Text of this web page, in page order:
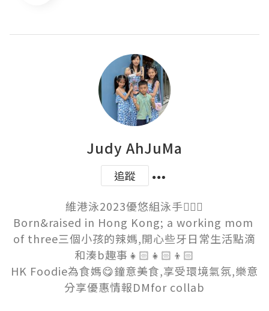
Judy AhJuMa
追蹤
維港泳2023優悠組泳手🏊🏻‍♀️
Born&raised in Hong Kong; a working mom
of three三個小孩的辣媽,開心些牙日常生活點滴
和湊b趣事👧🏻👧🏻👦🏻
HK Foodie為食媽😋鐘意美食,享受環境氣氛,樂意
分享優惠情報DMfor collab